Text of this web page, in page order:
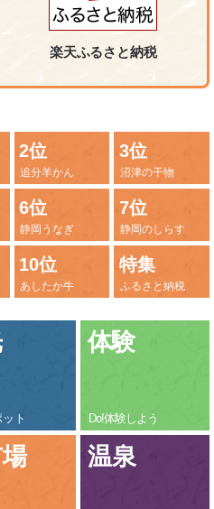
楽天ふるさと納税
2位
追分羊かん
3位
沼津の干物
6位
静岡うなぎ
7位
静岡のしらす
10位
あしたか牛
特集
ふるさと納税
ト
体験
Do!体験しよう
温泉